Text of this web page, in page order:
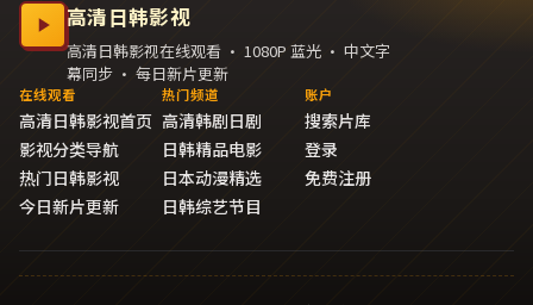
高清日韩影视
高清日韩影视在线观看 · 1080P 蓝光 · 中文字
幕同步 · 每日新片更新
在线观看
高清日韩影视首页
影视分类导航
热门日韩影视
今日新片更新
热门频道
高清韩剧日剧
日韩精品电影
日本动漫精选
日韩综艺节目
账户
搜索片库
登录
免费注册